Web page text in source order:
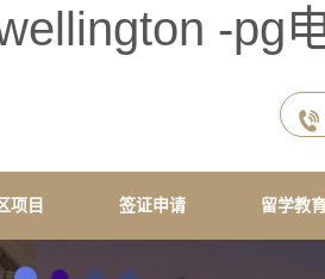
-pg
项目 签证申请 留学教